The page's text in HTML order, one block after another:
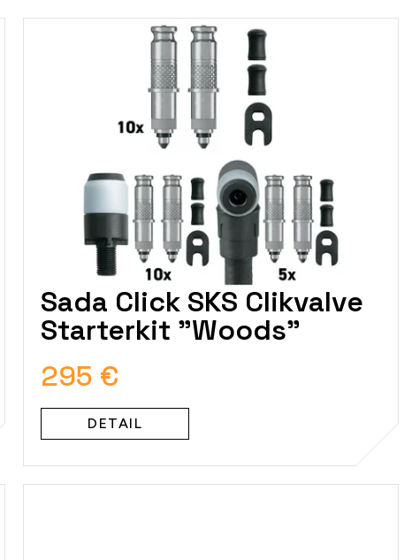
Sada Click SKS Clikvalve
Starterkit "Woods"
295 €
DETAIL